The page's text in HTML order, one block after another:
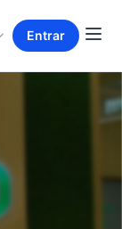
Entrar